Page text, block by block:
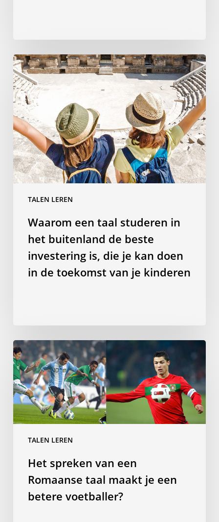
TALEN LEREN
Waarom
een
taal
studeren
in
het
buitenland
de
beste
investering
toekomst
Waarom een taal studeren in
het buitenland de beste
investering is, die je kan doen
in de toekomst van je kinderen
TALEN LEREN
Het
spreken
van
een
Romaanse
taal
maakt
betereHet spreken van een
Romaanse taal maakt je een
betere voetballer?